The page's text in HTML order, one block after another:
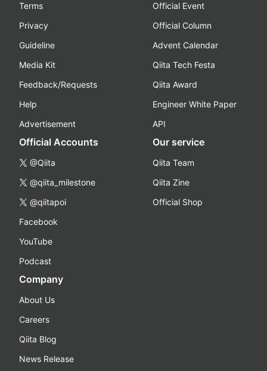
Terms
Privacy
Guideline
Media Kit
Feedback/Requests
Help
Advertisement
Official Event
Official Column
Advent Calendar
Qiita Tech Festa
Qiita Award
Engineer White Paper
API
Official Accounts
@Qiita
@qiita_milestone
@qiitapoi
Facebook
YouTube
Podcast
Our service
Qiita Team
Qiita Zine
Official Shop
Company
About Us
Careers
Qiita Blog
News Release